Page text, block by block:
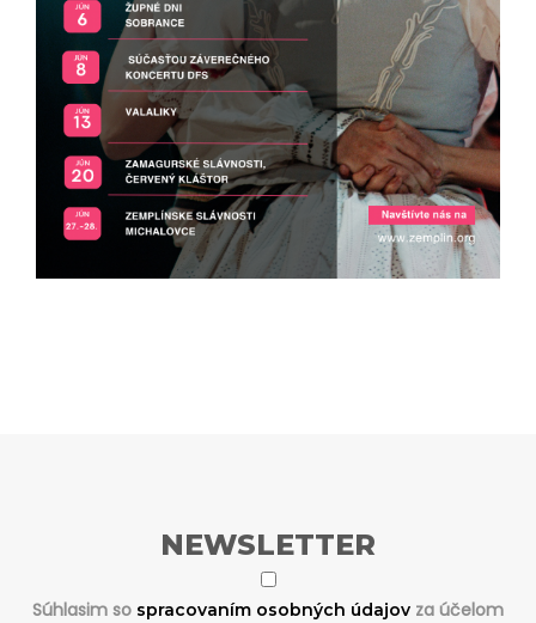
NEWSLETTER
Súhlasim so spracovaním osobných údajov za účelom